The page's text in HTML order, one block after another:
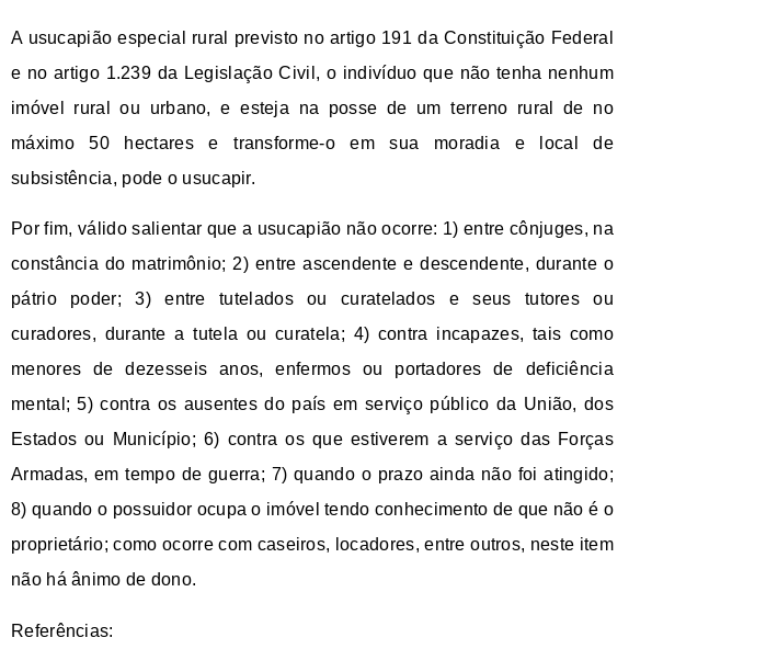
A usucapião especial rural previsto no artigo 191 da Constituição Federal
e no artigo 1.239 da Legislação Civil, o indivíduo que não tenha nenhum
imóvel rural ou urbano, e esteja na posse de um terreno rural de no
máximo 50 hectares e transforme-o em sua moradia e local de
subsistência, pode o usucapir.
Por fim, válido salientar que a usucapião não ocorre: 1) entre cônjuges, na
constância do matrimônio; 2) entre ascendente e descendente, durante o
pátrio poder; 3) entre tutelados ou curatelados e seus tutores ou
curadores, durante a tutela ou curatela; 4) contra incapazes, tais como
menores de dezesseis anos, enfermos ou portadores de deficiência
mental; 5) contra os ausentes do país em serviço público da União, dos
Estados ou Município; 6) contra os que estiverem a serviço das Forças
Armadas, em tempo de guerra; 7) quando o prazo ainda não foi atingido;
8) quando o possuidor ocupa o imóvel tendo conhecimento de que não é o
proprietário; como ocorre com caseiros, locadores, entre outros, neste item
não há ânimo de dono.
Referências: